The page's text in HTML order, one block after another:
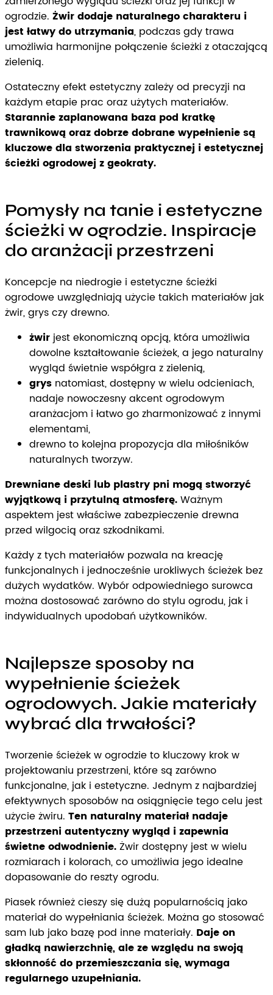
ogrodzie. Żwir dodaje naturalnego charakteru i
jest łatwy do utrzymania, podczas gdy trawa
umożliwia harmonijne połączenie ścieżki z otaczającą
zielenią.
Ostateczny efekt estetyczny zależy od precyzji na
każdym etapie prac oraz użytych materiałów.
Starannie zaplanowana baza pod kratkę
trawnikową oraz dobrze dobrane wypełnienie są
kluczowe dla stworzenia praktycznej i estetycznej
ścieżki ogrodowej z geokraty.
Pomysły na tanie i estetyczne
ścieżki w ogrodzie. Inspiracje
do aranżacji przestrzeni
Koncepcje na niedrogie i estetyczne ścieżki
ogrodowe uwzględniają użycie takich materiałów jak
żwir, grys czy drewno.
żwir jest ekonomiczną opcją, która umożliwia
dowolne kształtowanie ścieżek, a jego naturalny
wygląd świetnie współgra z zielenią,
grys natomiast, dostępny w wielu odcieniach,
nadaje nowoczesny akcent ogrodowym
aranżacjom i łatwo go zharmonizować z innymi
elementami,
drewno to kolejna propozycja dla miłośników
naturalnych tworzyw.
Drewniane deski lub plastry pni mogą stworzyć
wyjątkową i przytulną atmosferę.Ważnym
aspektem jest właściwe zabezpieczenie drewna
przed wilgocią oraz szkodnikami.
Każdy z tych materiałów pozwala na kreację
funkcjonalnych i jednocześnie urokliwych ścieżek bez
dużych wydatków. Wybór odpowiedniego surowca
można dostosować zarówno do stylu ogrodu, jak i
indywidualnych upodobań użytkowników.
Najlepsze sposoby na
wypełnienie ścieżek
ogrodowych. Jakie materiały
wybrać dla trwałości?
Tworzenie ścieżek w ogrodzie to kluczowy krok w
projektowaniu przestrzeni, które są zarówno
funkcjonalne, jak i estetyczne. Jednym z najbardziej
efektywnych sposobów na osiągnięcie tego celu jest
użycie żwiru. Ten naturalny materiał nadaje
przestrzeni autentyczny wygląd i zapewnia
świetne odwodnienie.Żwir dostępny jest w wielu
rozmiarach i kolorach, co umożliwia jego idealne
dopasowanie do reszty ogrodu.
Piasek również cieszy się dużą popularnością jako
materiał do wypełniania ścieżek. Można go stosować
sam lub jako bazę pod inne materiały. Daje on
gładką nawierzchnię, ale ze względu na swoją
skłonność do przemieszczania się, wymaga
regularnego uzupełniania.